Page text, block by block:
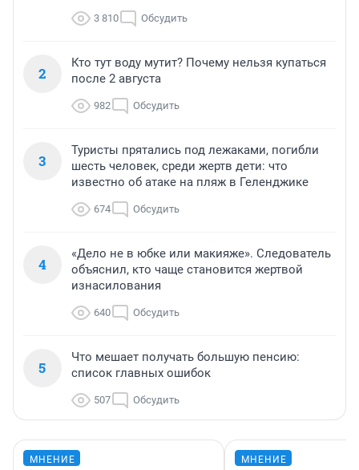
3 810 Обсудить
2
Кто тут воду мутит? Почему нельзя купаться
после 2 августа
982 Обсудить
3
Туристы прятались под лежаками, погибли
шесть человек, среди жертв дети: что
известно об атаке на пляж в Геленджике
674 Обсудить
4
«Дело не в юбке или макияже». Следователь
объяснил, кто чаще становится жертвой
изнасилования
640 Обсудить
5
Что мешает получать большую пенсию:
список главных ошибок
507 Обсудить
МНЕНИЕ МНЕНИЕ